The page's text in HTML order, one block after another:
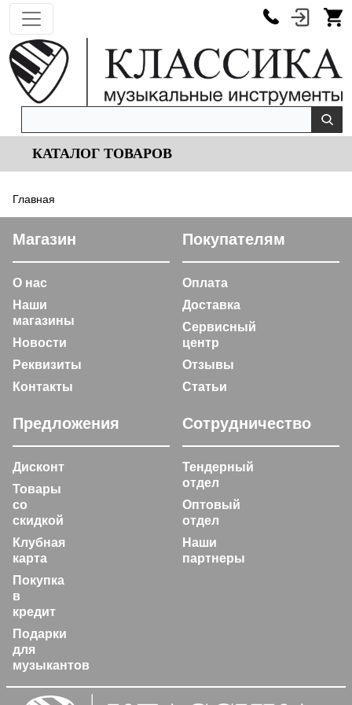
КАТАЛОГ ТОВАРОВ
Главная
Магазин
О нас
Наши
магазины
Новости
Реквизиты
Контакты
Покупателям
Оплата
Доставка
Сервисный
центр
Отзывы
Статьи
Предложения
Дисконт
Товары
со
скидкой
Клубная
карта
Покупка
в
кредит
Подарки
для
музыкантов
Сотрудничество
Тендерный
отдел
Оптовый
отдел
Наши
партнеры